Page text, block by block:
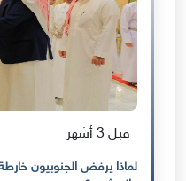
قبل 3 أشهر
لماذا يرفض الجنوبيون